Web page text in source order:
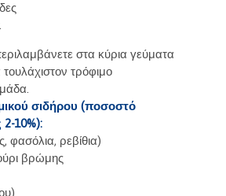
στα κύρια γεύματα
τρόφιμο
σιδήρου (ποσοστό
10%):
φασόλια, ρεβίθια)
βρώμης